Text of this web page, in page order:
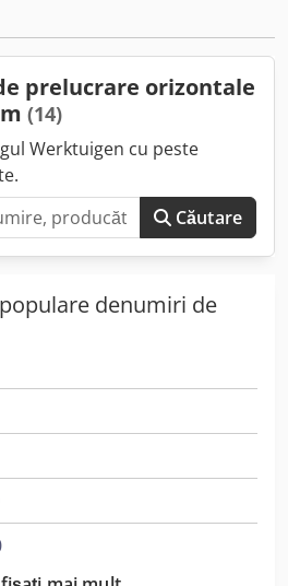
prelucrare orizontale
(14)
Werktuigen cu peste
Căutare
denumiri de